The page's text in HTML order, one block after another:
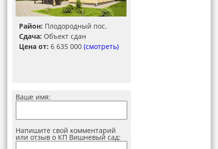
Район: Плодородный пос.
Сдача: Объект сдан
Цена от: 6 635 000 (смотреть)
Ваше имя:
Напишите свой комментарий
или отзыв о КП Вишневый сад: